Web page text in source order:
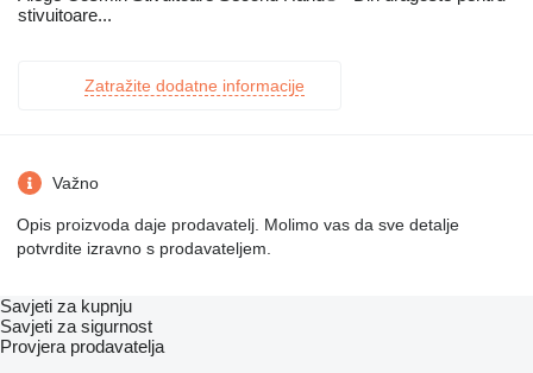
stivuitoare...
Zatražite dodatne informacije
Važno
Opis proizvoda daje prodavatelj. Molimo vas da sve detalje
potvrdite izravno s prodavateljem.
Savjeti za kupnju
Savjeti za sigurnost
Provjera prodavatelja